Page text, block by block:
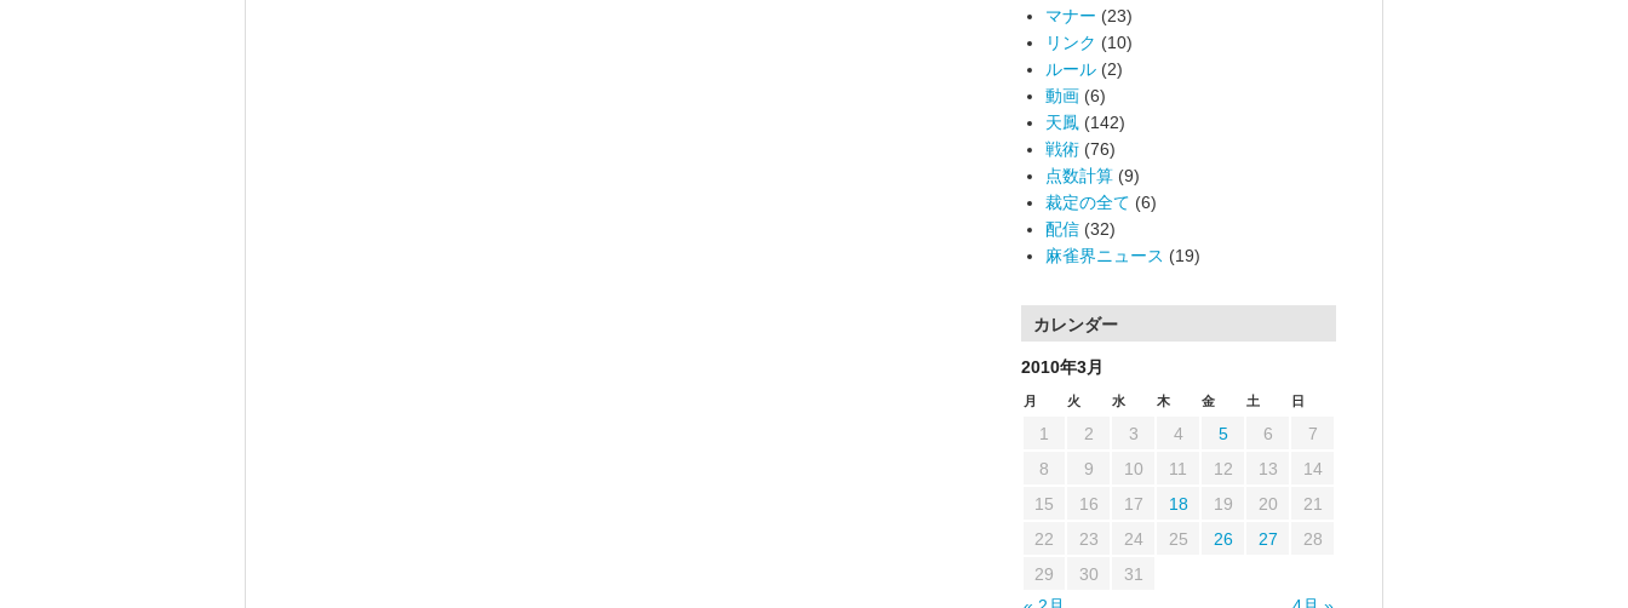
マナー (23)
リンク (10)
ルール (2)
動画 (6)
天鳳 (142)
戦術 (76)
点数計算 (9)
裁定の全て (6)
配信 (32)
麻雀界ニュース (19)
カレンダー
2010年3月
月 火 水 木 金 土 日
1 2 3 4 5 6
7
8
9 10 11 12 13
14
15
16 17 18 19 20
21
22
23 24 25 26 27
28
29
30 31